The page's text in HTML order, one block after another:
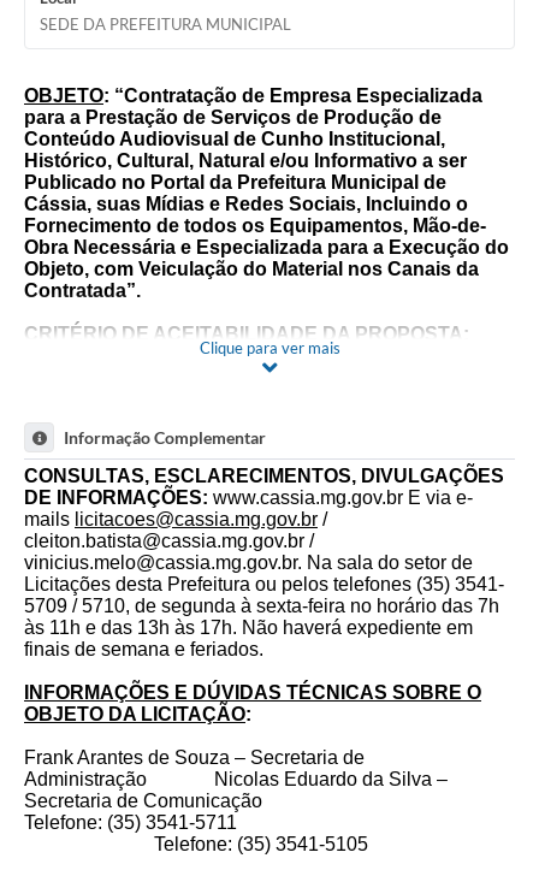
SEDE DA PREFEITURA MUNICIPAL
OBJETO: “Contratação de Empresa Especializada
para a Prestação de Serviços de Produção de
Conteúdo Audiovisual de Cunho Institucional,
Histórico, Cultural, Natural e/ou Informativo a ser
Publicado no Portal da Prefeitura Municipal de
Cássia, suas Mídias e Redes Sociais, Incluindo o
Fornecimento de todos os Equipamentos, Mão-de-
Obra Necessária e Especializada para a Execução do
Objeto, com Veiculação do Material nos Canais da
Contratada”.
CRITÉRIO DE ACEITABILIDADE DA PROPOSTA:
MENOR PREÇO GLOBAL”
RUA ARGENTINA, 150 – JARDIM ALVORADA – SALA
DE LICITAÇÕES E CONTRATOS
EXCEPCIONALMENTE, O PRESENTE
PROCEDIMENTO SERÁ REALIZADO NA FORMA
PRESENCIAL, CONFORME AUTORIZATIVO DO ART.
17, §2º, DA LEI 14.133/21, PELAS RAZÕES
EXPOSTAS NO ESTUDO TÉCNICO PRELIMINAR
(ETP), FICANDO CIENTES OS LICITANTES
PARTICIPANTES QUE A SESSÃO PÚBLICA SERÁ
GRAVADA EM ÁUDIO E VÍDEO, NOS TERMOS DO §5º
DO MESMO DISPOSITIVO.
DATA:08/05/2025
HORÁRIO DE INÍCIO DA SESSÃO PÚBLICA:
Clique para ver mais
Informação Complementar
CONSULTAS, ESCLARECIMENTOS, DIVULGAÇÕES
DE INFORMAÇÕES: www.cassia.mg.gov.br E via e-
mails licitacoes@cassia.mg.gov.br /
cleiton.batista@cassia.mg.gov.br /
vinicius.melo@cassia.mg.gov.br. Na sala do setor de
Licitações desta Prefeitura ou pelos telefones (35) 3541-
5709 / 5710, de segunda à sexta-feira no horário das 7h
às 11h e das 13h às 17h. Não haverá expediente em
finais de semana e feriados.
INFORMAÇÕES E DÚVIDAS TÉCNICAS SOBRE O
OBJETO DA LICITAÇÃO:
Frank Arantes de Souza – Secretaria de
Administração Nicolas Eduardo da Silva –
Secretaria de Comunicação
Telefone: (35) 3541-5711
Telefone: (35) 3541-5105